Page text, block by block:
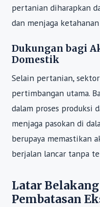
pertanian diharapkan
dan menjaga
Dukungan bagi
Domestik
Selain pertanian,
pertimbangan utama.
dalam proses produksi
menjaga pasokan di
berupaya memastikan
berjalan lancar tanpa
Latar
Pembatasan